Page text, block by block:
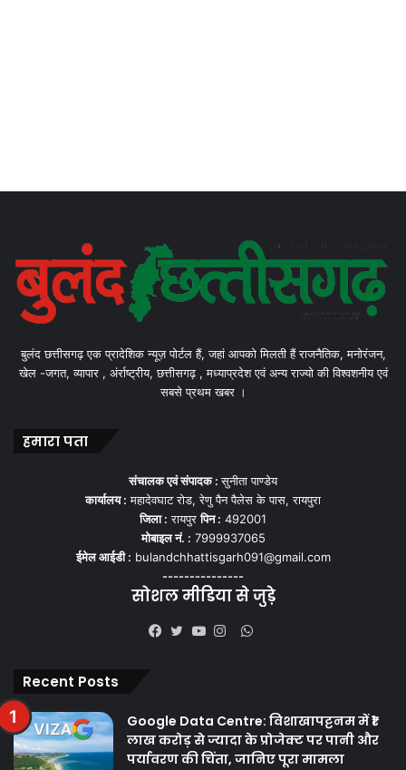
बुलंद छत्तीसगढ़ एक प्रादेशिक न्यूज़ पोर्टल हैं, जहां आपको मिलती हैं राजनैतिक, मनोरंजन,
खेल -जगत, व्यापार , अंर्राष्ट्रीय, छत्तीसगढ़ , मध्याप्रदेश एवं अन्य राज्यो की विश्वशनीय एवं
सबसे प्रथम खबर ।
हमारा पता
संचालक एवं संपादक :सुनीता पाण्डेय
कार्यालय : महादेवघाट रोड, रेणु पैन पैलेस के पास, रायपुरा
जिला : रायपुरपिन : 492001
मोबाइल नं. : 7999937065
ईमेल आईडी : bulandchhattisgarh091@gmail.com
---------------
सोशल मीडिया से जुड़े
WhatsApp
Recent Posts
Google Data Centre: विशाखापट्टनम में ₹1
लाख करोड़ से ज्यादा के प्रोजेक्ट पर पानी और
पर्यावरण की चिंता, जानिए पूरा मामला